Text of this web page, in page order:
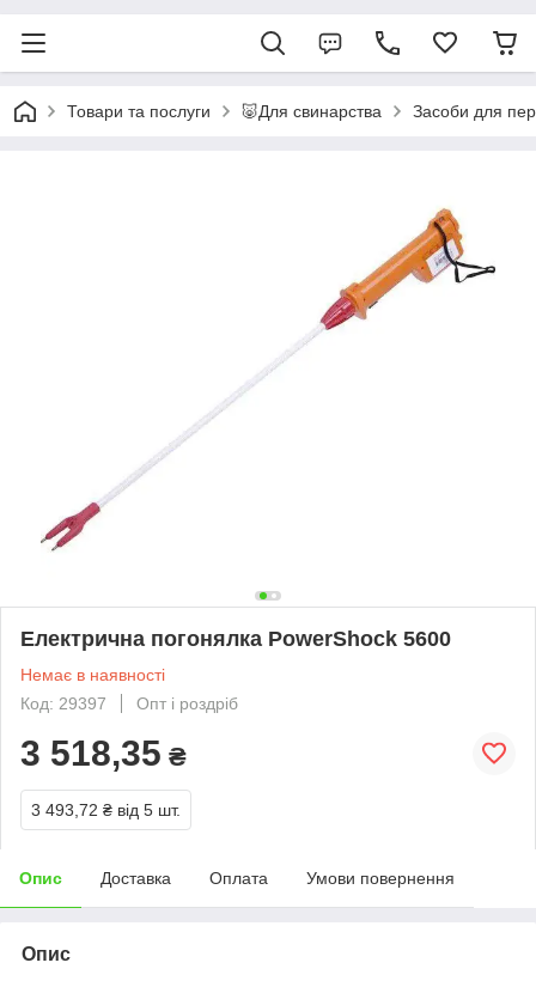
Товари та послуги 🐷Для свинарства Засоби для
Електрична погонялка PowerShock 5600
Немає в наявності
Код: 29397
Опт і роздріб
3 518,35 ₴
3 493,72 ₴ від 5 шт.
Опис Доставка Оплата Умови повернення
Опис